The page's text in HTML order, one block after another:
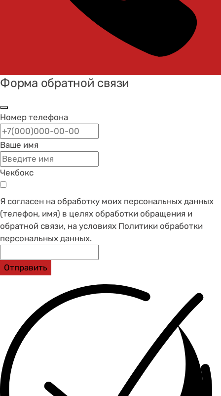
Форма обратной связи
Номер телефона
Ваше имя
Чекбокс
Я согласен на обработку моих персональных данных
(телефон, имя) в целях обработки обращения и
обратной связи, на условиях Политики обработки
персональных данных.
Отправить